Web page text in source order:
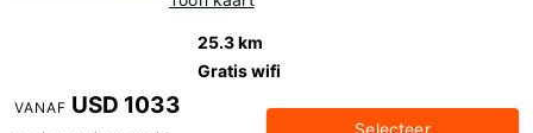
25.3 km
Gratis wifi
VANAF USD 1033
Selecteer